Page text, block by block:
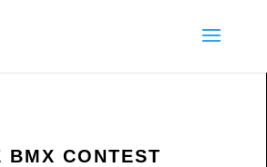
BMX CONTEST